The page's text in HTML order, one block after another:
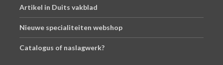
Artikel in Duits vakblad
Nieuwe specialiteiten webshop
Catalogus of naslagwerk?